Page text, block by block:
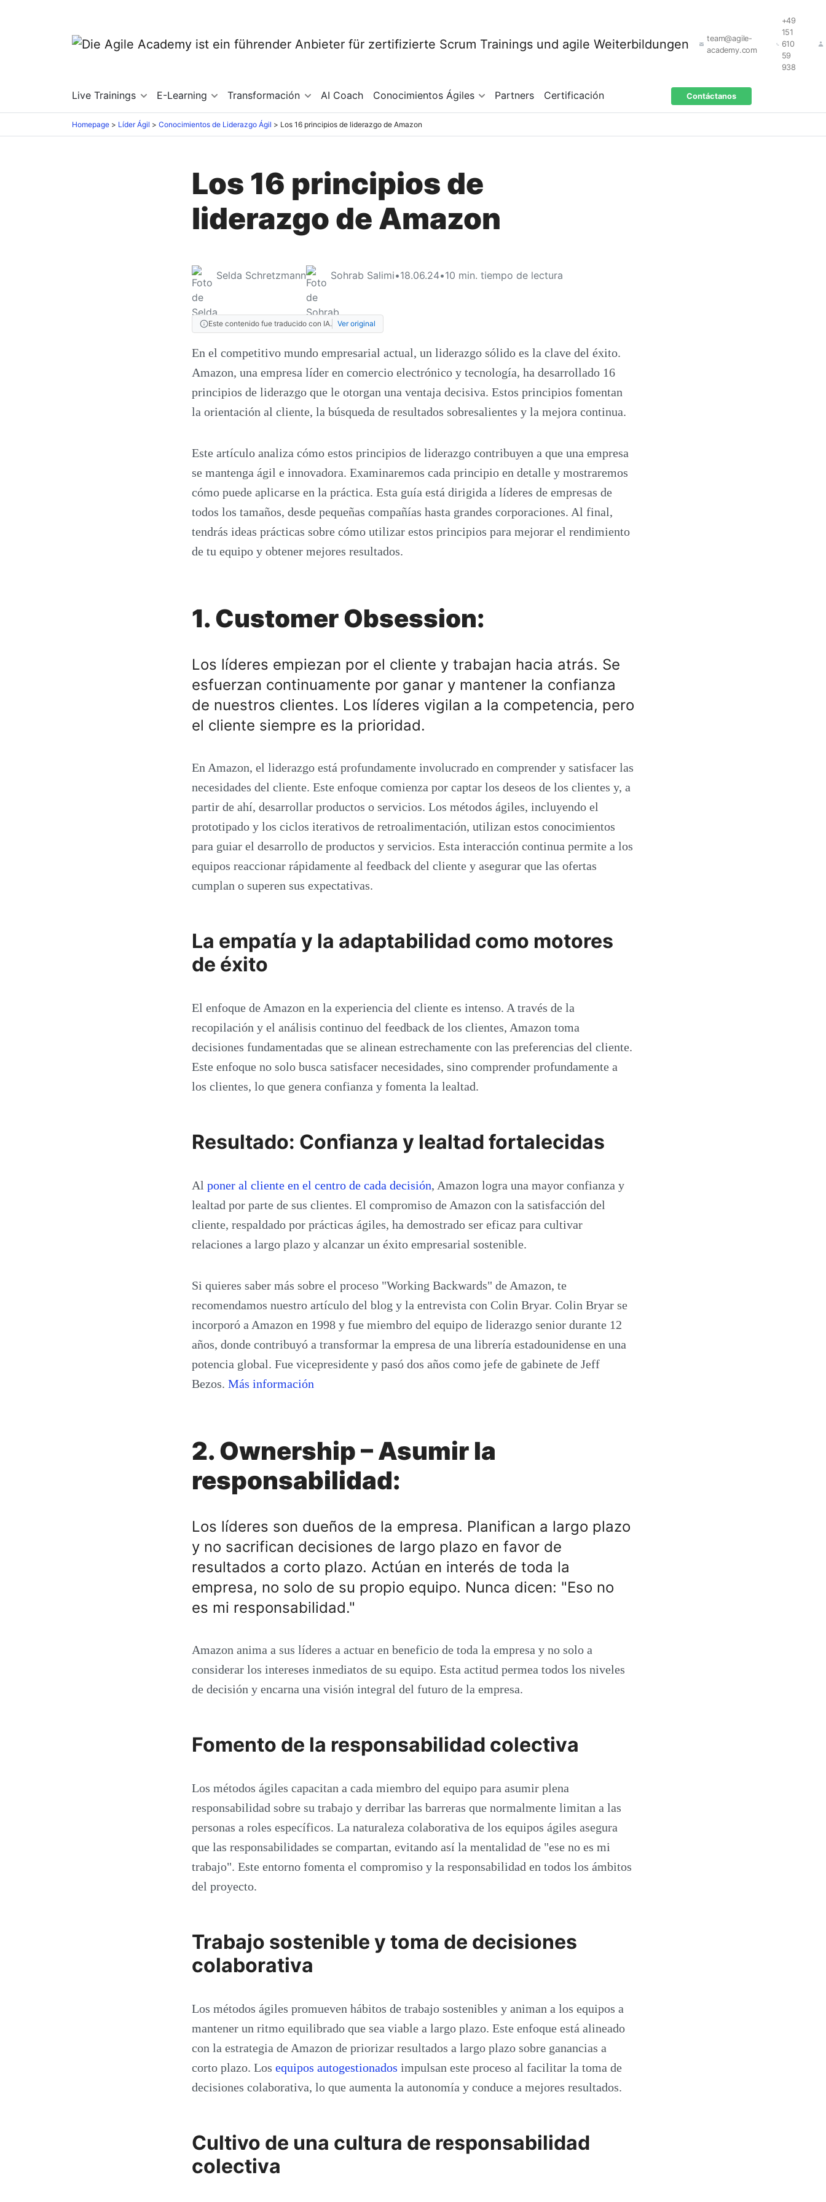
team@agile-
academy.com
+49
151
610
59
938
Live Trainings E-Learning Transformación AI Coach Conocimientos Ágiles Partners Certificación Contáctanos
Homepage Líder Ágil Conocimientos de Liderazgo Ágil Los 16 principios de liderazgo de Amazon
Los 16 principios de
liderazgo de Amazon
Selda Schretzmann Sohrab Salimi•18.06.24•10 min. tiempo de lectura
Este contenido fue traducido con IA. Ver original
En el competitivo mundo empresarial actual, un liderazgo sólido es la clave del éxito.
Amazon, una empresa líder en comercio electrónico y tecnología, ha desarrollado 16
principios de liderazgo que le otorgan una ventaja decisiva. Estos principios fomentan
la orientación al cliente, la búsqueda de resultados sobresalientes y la mejora continua.
Este artículo analiza cómo estos principios de liderazgo contribuyen a que una empresa
se mantenga ágil e innovadora. Examinaremos cada principio en detalle y mostraremos
cómo puede aplicarse en la práctica. Esta guía está dirigida a líderes de empresas de
todos los tamaños, desde pequeñas compañías hasta grandes corporaciones. Al final,
tendrás ideas prácticas sobre cómo utilizar estos principios para mejorar el rendimiento
de tu equipo y obtener mejores resultados.
1. Customer Obsession:
Los líderes empiezan por el cliente y trabajan hacia atrás. Se
esfuerzan continuamente por ganar y mantener la confianza
de nuestros clientes. Los líderes vigilan a la competencia, pero
el cliente siempre es la prioridad.
En Amazon, el liderazgo está profundamente involucrado en comprender y satisfacer las
necesidades del cliente. Este enfoque comienza por captar los deseos de los clientes y, a
partir de ahí, desarrollar productos o servicios. Los métodos ágiles, incluyendo el
prototipado y los ciclos iterativos de retroalimentación, utilizan estos conocimientos
para guiar el desarrollo de productos y servicios. Esta interacción continua permite a los
equipos reaccionar rápidamente al feedback del cliente y asegurar que las ofertas
cumplan o superen sus expectativas.
La empatía y la adaptabilidad como motores
de éxito
El enfoque de Amazon en la experiencia del cliente es intenso. A través de la
recopilación y el análisis continuo del feedback de los clientes, Amazon toma
decisiones fundamentadas que se alinean estrechamente con las preferencias del cliente.
Este enfoque no solo busca satisfacer necesidades, sino comprender profundamente a
los clientes, lo que genera confianza y fomenta la lealtad.
Resultado: Confianza y lealtad fortalecidas
Al poner al cliente en el centro de cada decisión, Amazon logra una mayor confianza y
lealtad por parte de sus clientes. El compromiso de Amazon con la satisfacción del
cliente, respaldado por prácticas ágiles, ha demostrado ser eficaz para cultivar
relaciones a largo plazo y alcanzar un éxito empresarial sostenible.
Si quieres saber más sobre el proceso "Working Backwards" de Amazon, te
recomendamos nuestro artículo del blog y la entrevista con Colin Bryar. Colin Bryar se
incorporó a Amazon en 1998 y fue miembro del equipo de liderazgo senior durante 12
años, donde contribuyó a transformar la empresa de una librería estadounidense en una
potencia global. Fue vicepresidente y pasó dos años como jefe de gabinete de Jeff
Bezos. Más información
2. Ownership – Asumir la
responsabilidad:
Los líderes son dueños de la empresa. Planifican a largo plazo
y no sacrifican decisiones de largo plazo en favor de
resultados a corto plazo. Actúan en interés de toda la
empresa, no solo de su propio equipo. Nunca dicen: "Eso no
es mi responsabilidad."
Amazon anima a sus líderes a actuar en beneficio de toda la empresa y no solo a
considerar los intereses inmediatos de su equipo. Esta actitud permea todos los niveles
de decisión y encarna una visión integral del futuro de la empresa.
Fomento de la responsabilidad colectiva
Los métodos ágiles capacitan a cada miembro del equipo para asumir plena
responsabilidad sobre su trabajo y derribar las barreras que normalmente limitan a las
personas a roles específicos. La naturaleza colaborativa de los equipos ágiles asegura
que las responsabilidades se compartan, evitando así la mentalidad de "ese no es mi
trabajo". Este entorno fomenta el compromiso y la responsabilidad en todos los ámbitos
del proyecto.
Trabajo sostenible y toma de decisiones
colaborativa
Los métodos ágiles promueven hábitos de trabajo sostenibles y animan a los equipos a
mantener un ritmo equilibrado que sea viable a largo plazo. Este enfoque está alineado
con la estrategia de Amazon de priorizar resultados a largo plazo sobre ganancias a
corto plazo. Los equipos autogestionados impulsan este proceso al facilitar la toma de
decisiones colaborativa, lo que aumenta la autonomía y conduce a mejores resultados.
Cultivo de una cultura de responsabilidad
colectiva